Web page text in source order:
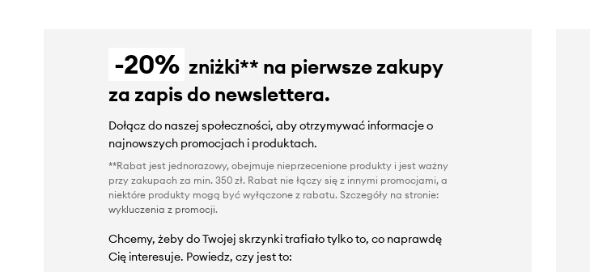
-20% zniżki** na pierwsze zakupy
za zapis do newslettera.
Dołącz do naszej społeczności, aby otrzymywać informacje o
najnowszych promocjach i produktach.
**Rabat jest jednorazowy, obejmuje nieprzecenione produkty i jest ważny
przy zakupach za min. 350 zł. Rabat nie łączy się z innymi promocjami, a
niektóre produkty mogą być wyłączone z rabatu. Szczegóły na stronie:
wykluczenia z promocji.
Chcemy, żeby do Twojej skrzynki trafiało tylko to, co naprawdę
Cię interesuje. Powiedz, czy jest to: